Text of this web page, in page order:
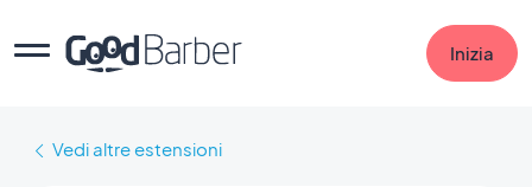
Inizia
Vedi altre estensioni